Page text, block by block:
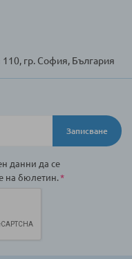
110, гр. София, България
Записване
данни да се
на бюлетин.